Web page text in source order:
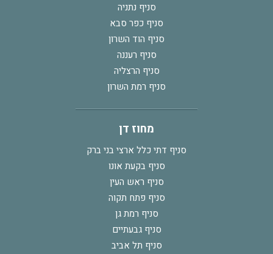
סניף נתניה
סניף כפר סבא
סניף הוד השרון
סניף רעננה
סניף הרצליה
סניף רמת השרון
מחוז דן
סניף דתי כלל ארצי בני ברק
סניף בקעת אונו
סניף ראש העין
סניף פתח תקוה
סניף רמת גן
סניף גבעתיים
סניף תל אביב